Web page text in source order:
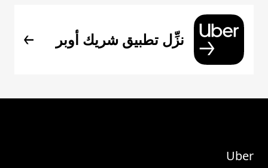
نزِّل تطبيق شريك أوبر
Uber